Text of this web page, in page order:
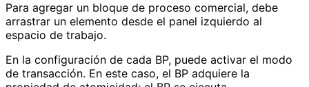
Para agregar un bloque de proceso comercial, debe
arrastrar un elemento desde el panel izquierdo al
espacio de trabajo.
En la configuración de cada BP, puede activar el modo
de transacción. En este caso, el BP adquiere la